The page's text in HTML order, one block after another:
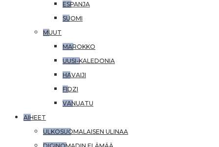
ESPANJA
SUOMI
MUUT
MAROKKO
UUSI-KALEDONIA
HAVAIJI
FIDZI
VANUATU
AIHEET
ULKOSUOMALAISEN ULINAA